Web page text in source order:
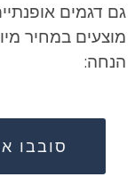
הנחה:
סובבו